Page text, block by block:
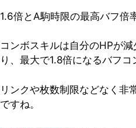
1.6倍とA駒時限の最高バフ倍
コンボスキルは自分のHPが
り、最大で1.8倍になるバフコ
リンクや枚数制限などなく非
ですね。